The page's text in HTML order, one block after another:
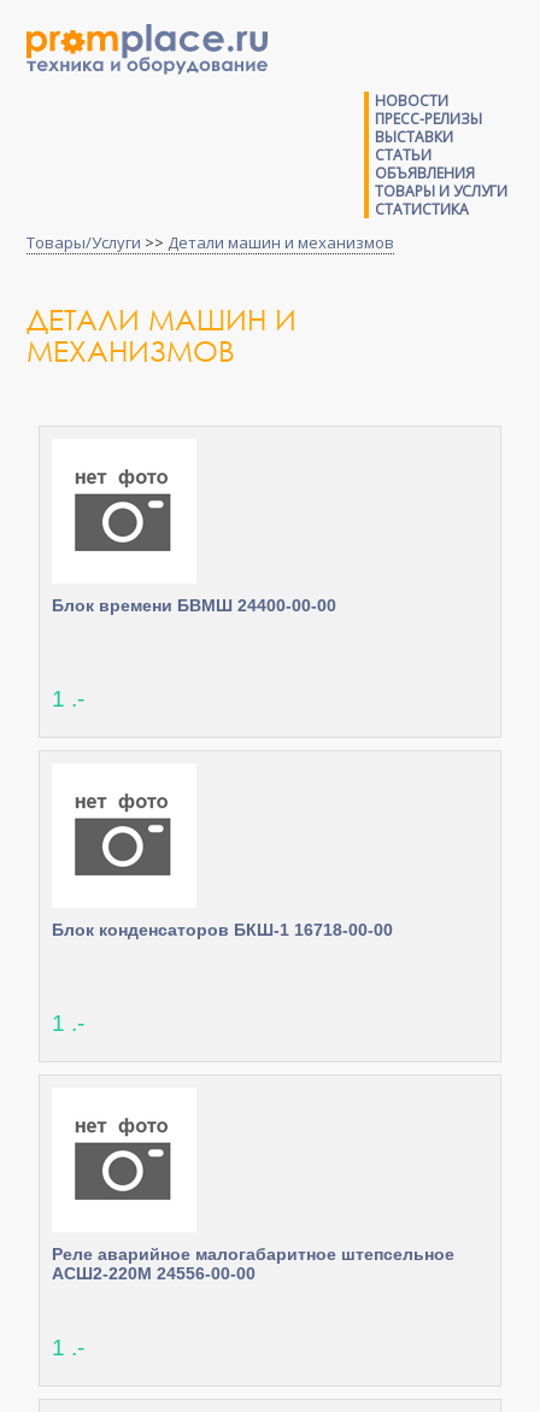
НОВОСТИ
ПРЕСС-РЕЛИЗЫ
ВЫСТАВКИ
СТАТЬИ
ОБЪЯВЛЕНИЯ
ТОВАРЫ И УСЛУГИ
СТАТИСТИКА
Товары/Услуги >> Детали машин и механизмов
ДЕТАЛИ МАШИН И
МЕХАНИЗМОВ
Блок времени БВМШ 24400-00-00
1 .-
Блок конденсаторов БКШ-1 16718-00-00
1 .-
Реле аварийное малогабаритное штепсельное
АСШ2-220М 24556-00-00
1 .-